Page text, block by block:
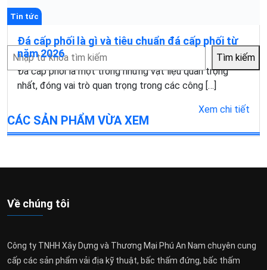
Tin tức
Đá cấp phối là gì và tiêu chuẩn đá cấp phối từ
năm 2026
Đá cấp phối là một trong những vật liệu quan trọng
nhất, đóng vai trò quan trọng trong các công […]
Xem chi tiết
Tìm
Tìm kiếm
CÁC SẢN PHẨM VỪA XEM
Về chúng tôi
Công ty TNHH Xây Dựng và Thương Mại Phú An Nam chuyên cung
cấp các sản phẩm vải địa kỹ thuật, bấc thấm đứng, bấc thấm